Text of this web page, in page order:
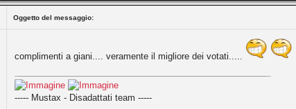
Oggetto del messaggio:
complimenti a giani.... veramente il migliore dei votati.....
----- Mustax - Disadattati team -----